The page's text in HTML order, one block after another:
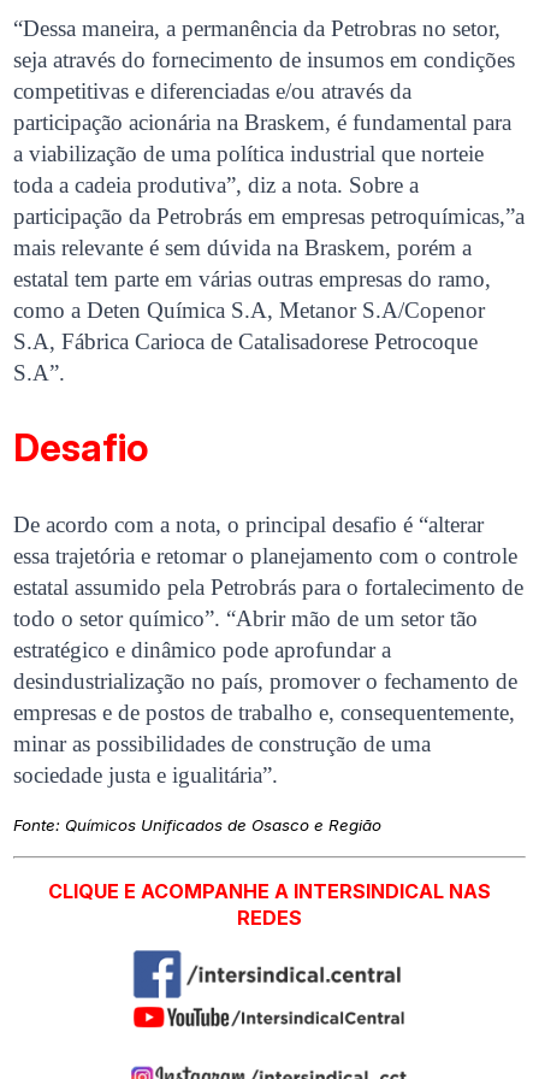
“Dessa maneira, a permanência da Petrobras no setor,
seja através do fornecimento de insumos em condições
competitivas e diferenciadas e/ou através da
participação acionária na Braskem, é fundamental para
a viabilização de uma política industrial que norteie
toda a cadeia produtiva”, diz a nota. Sobre a
participação da Petrobrás em empresas petroquímicas,”a
mais relevante é sem dúvida na Braskem, porém a
estatal tem parte em várias outras empresas do ramo,
como a Deten Química S.A, Metanor S.A/Copenor
S.A, Fábrica Carioca de Catalisadorese Petrocoque
S.A”.
Desafio
De acordo com a nota, o principal desafio é “alterar
essa trajetória e retomar o planejamento com o controle
estatal assumido pela Petrobrás para o fortalecimento de
todo o setor químico”. “Abrir mão de um setor tão
estratégico e dinâmico pode aprofundar a
desindustrialização no país, promover o fechamento de
empresas e de postos de trabalho e, consequentemente,
minar as possibilidades de construção de uma
sociedade justa e igualitária”.
Fonte: Químicos Unificados de Osasco e Região
CLIQUE E ACOMPANHE A INTERSINDICAL NAS
REDES